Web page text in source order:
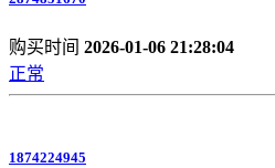
购买时间 2026-01-06 21:28:04
正常
1874224945